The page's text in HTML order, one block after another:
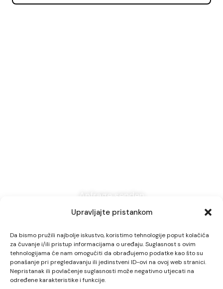
Upravljajte pristankom
Da bismo pružili najbolje iskustvo, koristimo tehnologije poput kolačića
za čuvanje i/ili pristup informacijama o uređaju. Suglasnost s ovim
tehnologijama će nam omogućiti da obrađujemo podatke kao što su
ponašanje pri pregledavanju ili jedinstveni ID-ovi na ovoj web stranici.
Nepristanak ili povlačenje suglasnosti može negativno utjecati na
određene karakteristike i funkcije.
Anfrage senden
© 2026 Pansion Bijela Ruža